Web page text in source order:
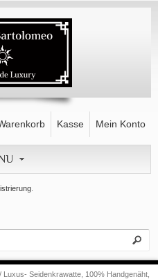
Kasse Mein Konto
Seidenkrawatte, 100% Handgenäht,